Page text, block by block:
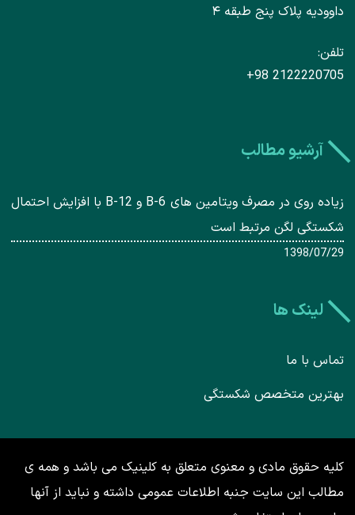
داوودیه پلاک پنج طبقه ۴
تلفن
+98 2122220705
آرشیو مطالب
زیاده روی در مصرف ویتامین های B-6 و B-12 با افزایش احتمال
شکستگی لگن مرتبط است
1398/07/29
لینک ها
تماس با ما
بهترین متخصص شکستگی
کلیه حقوق مادی و معنوی متعلق به کلینیک می باشد و همه ی
مطالب این سایت جنبه اطلاعات عمومی داشته و نباید از آنها